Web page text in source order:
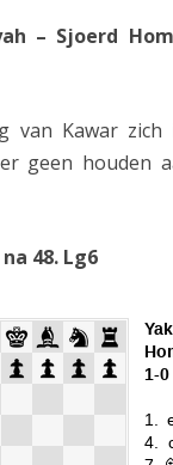
– Sjoerd
van Kawar
geen houden
48. Lg6